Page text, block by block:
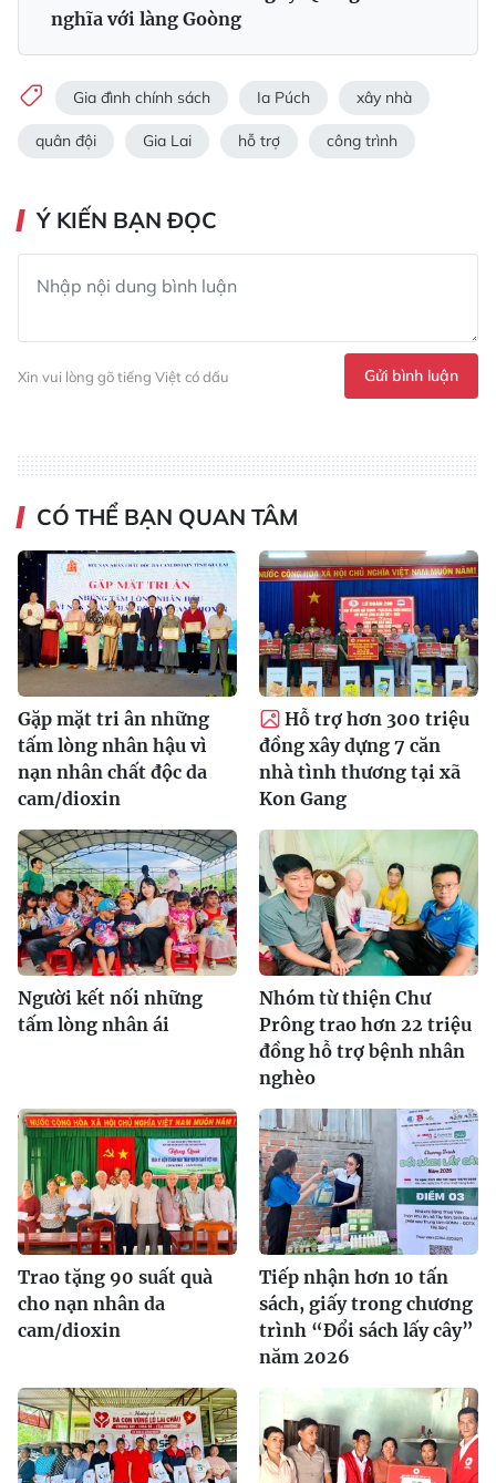
nghĩa với làng Goòng
Gia đình chính sách Ia Púch xây nhà
quân đội Gia Lai hỗ trợ công trình
Ý KIẾN BẠN ĐỌC
Xin vui lòng gõ tiếng Việt có dấu Gửi bình luận
CÓ THỂ BẠN QUAN TÂM
Gặp mặt tri ân những
tấm lòng nhân hậu vì
nạn nhân chất độc da
cam/dioxin
Hỗ trợ hơn 300 triệu
đồng xây dựng 7 căn
nhà tình thương tại xã
Kon Gang
Người kết nối những
tấm lòng nhân ái
Nhóm từ thiện Chư
Prông trao hơn 22 triệu
đồng hỗ trợ bệnh nhân
nghèo
Trao tặng 90 suất quà
cho nạn nhân da
cam/dioxin
Tiếp nhận hơn 10 tấn
sách, giấy trong chương
trình “Đổi sách lấy cây”
năm 2026